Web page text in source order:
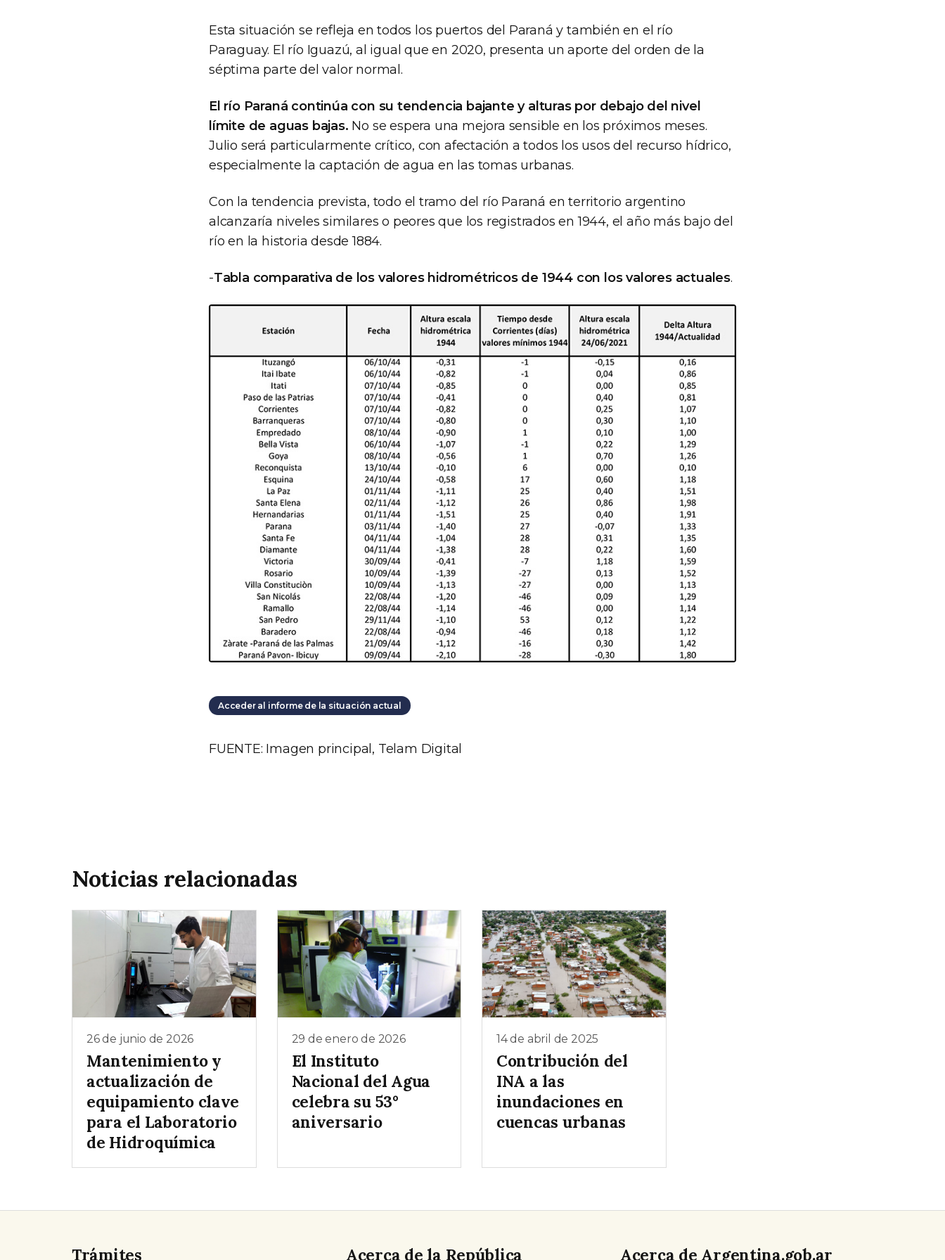
Esta situación se refleja en todos los puertos del Paraná y también en el río
Paraguay. El río Iguazú, al igual que en 2020, presenta un aporte del orden de la
séptima parte del valor normal.
El río Paraná continúa con su tendencia bajante y alturas por debajo del nivel
límite de aguas bajas. No se espera una mejora sensible en los próximos meses.
Julio será particularmente crítico, con afectación a todos los usos del recurso hídrico,
especialmente la captación de agua en las tomas urbanas.
Con la tendencia prevista, todo el tramo del río Paraná en territorio argentino
alcanzaría niveles similares o peores que los registrados en 1944, el año más bajo del
río en la historia desde 1884.
-Tabla comparativa de los valores hidrométricos de 1944 con los valores actuales.
Acceder al informe de la situación actual
FUENTE: Imagen principal, Telam Digital
Noticias relacionadas
26 de junio de 2026
Mantenimiento y
actualización de
equipamiento clave
para el Laboratorio
de Hidroquímica
29 de enero de 2026
El Instituto
Nacional del Agua
celebra su 53°
aniversario
14 de abril de 2025
Contribución del
INA a las
inundaciones en
cuencas urbanas
Trámites Acerca de la República Acerca de Argentina.gob.ar